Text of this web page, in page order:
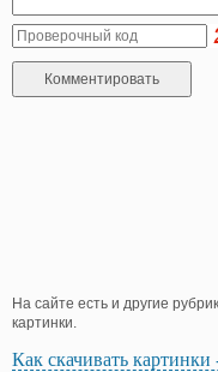
На сайте есть и другие
картинки.
Как скачивать